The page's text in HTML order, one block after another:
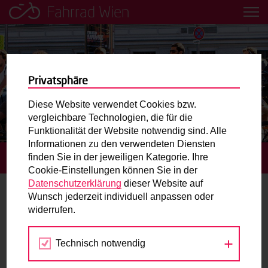
Fahrrad Wien
Leih dir einfach ein Transportfahrrad in deiner Nähe aus!
Mobilitätsbildung für Kinder und
Jugendliche
Radweg-Projektkarte
Routenplaner
Mit dem Fahrrad in Wien unterwegs? Hier finden Sie die
beste Route.
Wunschbox
Sie haben ein Anliegen zum Radverkehr? Schreiben Sie
STARTSEITE RADKARTE
Radkarte
In der Karte finden Sie außerdem Trinkbrunnen,
Fahrradgeschäfte, die
Grätzlräderund öffentliche
Privatsphäre
Diese Website verwendet Cookies bzw.
vergleichbare Technologien, die für die
Funktionalität der Website notwendig sind. Alle
Informationen zu den verwendeten Diensten
finden Sie in der jeweiligen Kategorie. Ihre
Cookie-Einstellungen können Sie in der
Datenschutzerklärung dieser Website auf
Wunsch jederzeit individuell anpassen oder
widerrufen.
Technisch notwendig